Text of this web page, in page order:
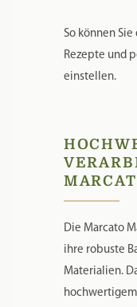
So können
Rezepte und
einstellen.
Die Marcato
ihre robuste
Materialien.